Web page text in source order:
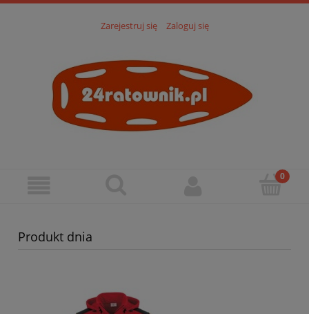
Zarejestruj się Zaloguj się
Produkt dnia